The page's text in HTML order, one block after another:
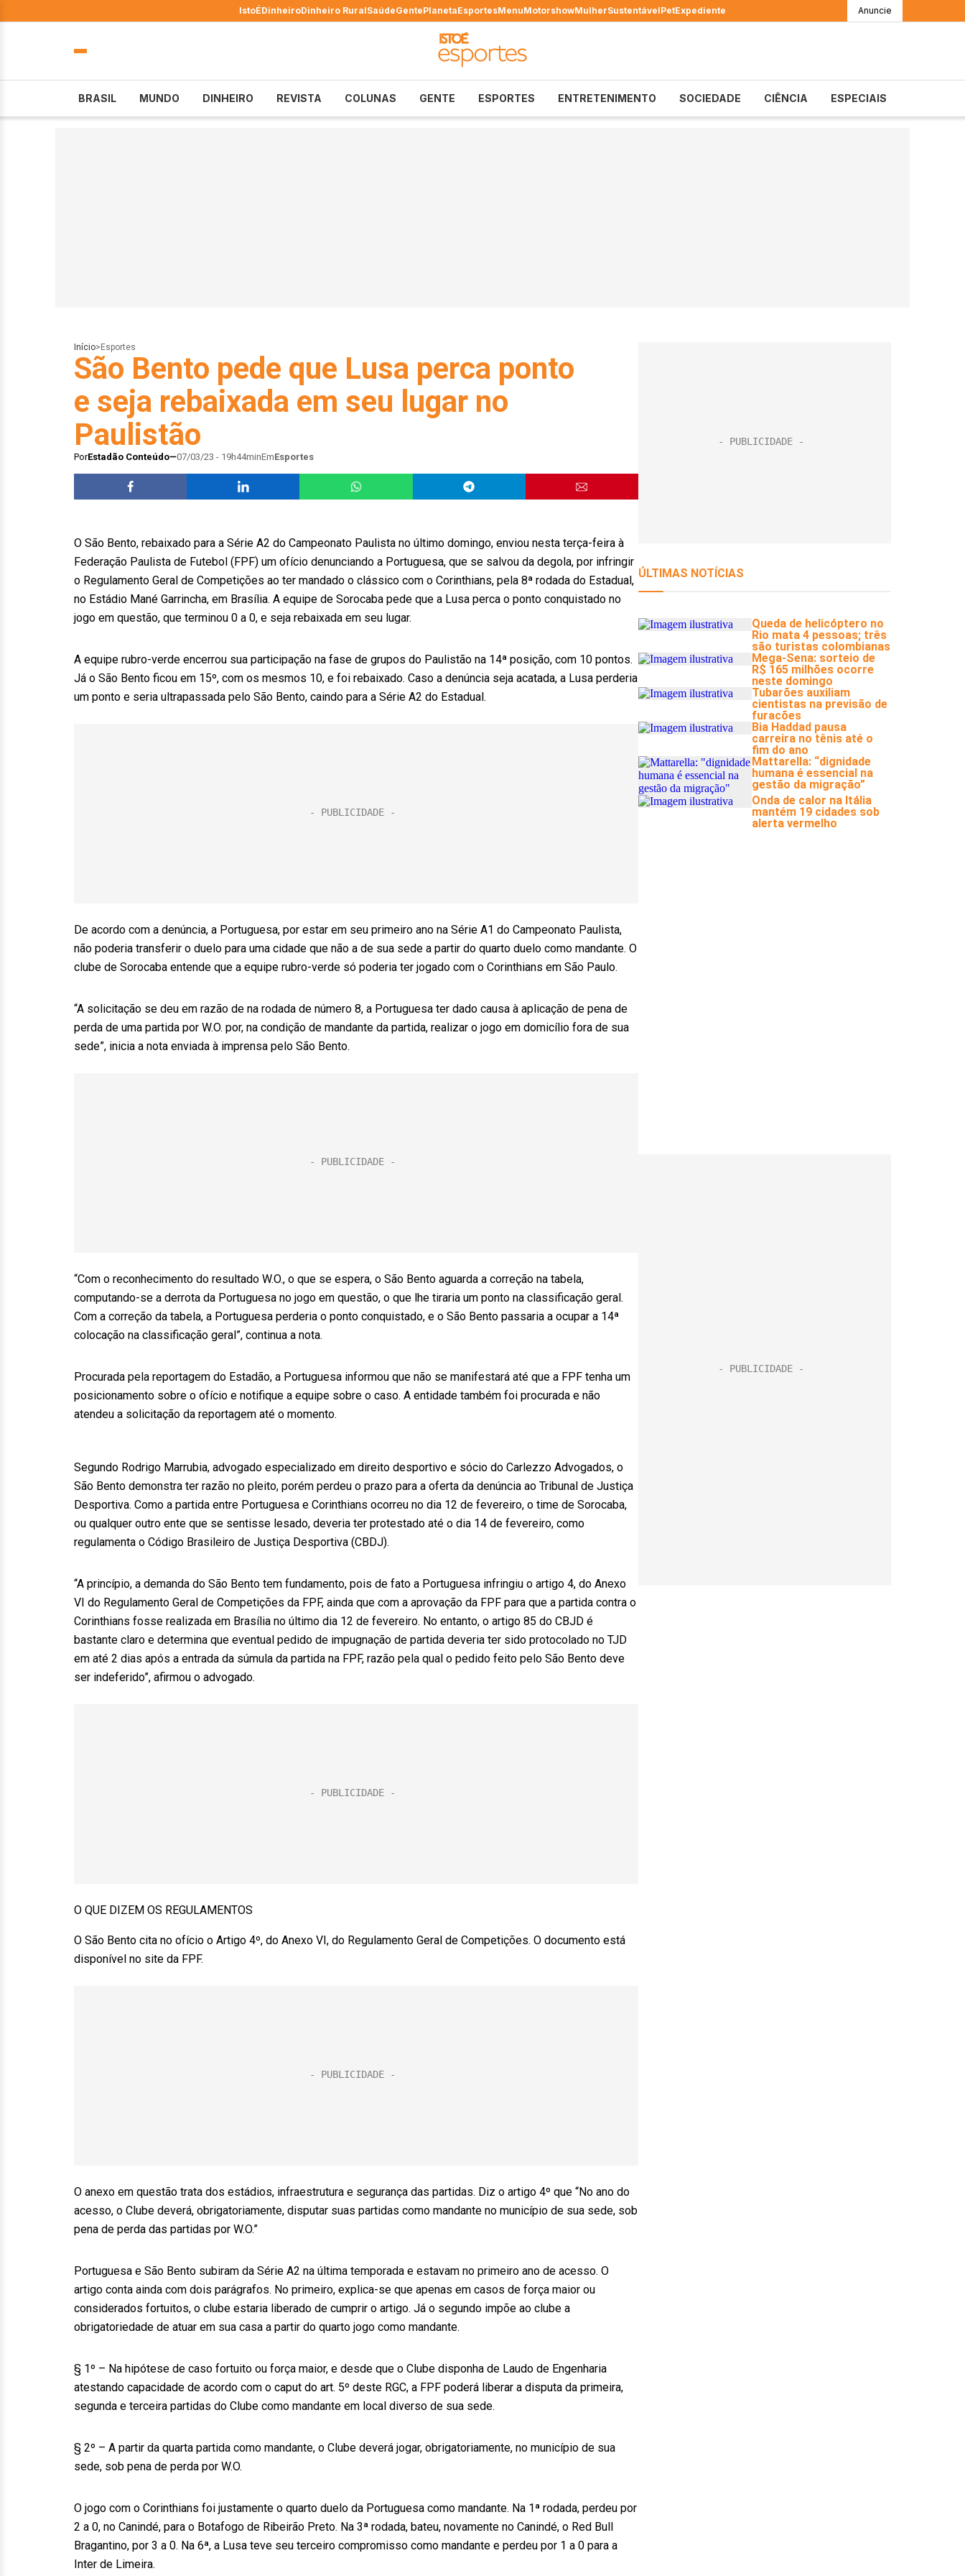
IstoÉDinheiroDinheiro RuralSaúdeGentePlanetaEsportesMenuMotorshowMulherSustentávelPetExpediente Anuncie
BRASIL MUNDO DINHEIRO REVISTA COLUNAS GENTE ESPORTES ENTRETENIMENTO SOCIEDADE CIÊNCIA ESPECIAIS
Início> Esportes
São Bento pede que Lusa perca ponto
e seja rebaixada em seu lugar no
Paulistão
PorEstadão Conteúdo 07/03/23 - 19h44minEmEsportes
O São Bento, rebaixado para a Série A2 do Campeonato Paulista no último domingo, enviou nesta terça-feira à
Federação Paulista de Futebol (FPF) um ofício denunciando a Portuguesa, que se salvou da degola, por infringir
o Regulamento Geral de Competições ao ter mandado o clássico com o Corinthians, pela 8ª rodada do Estadual,
no Estádio Mané Garrincha, em Brasília. A equipe de Sorocaba pede que a Lusa perca o ponto conquistado no
jogo em questão, que terminou 0 a 0, e seja rebaixada em seu lugar.
A equipe rubro-verde encerrou sua participação na fase de grupos do Paulistão na 14ª posição, com 10 pontos.
Já o São Bento ficou em 15º, com os mesmos 10, e foi rebaixado. Caso a denúncia seja acatada, a Lusa perderia
um ponto e seria ultrapassada pelo São Bento, caindo para a Série A2 do Estadual.
De acordo com a denúncia, a Portuguesa, por estar em seu primeiro ano na Série A1 do Campeonato Paulista,
não poderia transferir o duelo para uma cidade que não a de sua sede a partir do quarto duelo como mandante. O
clube de Sorocaba entende que a equipe rubro-verde só poderia ter jogado com o Corinthians em São Paulo.
“A solicitação se deu em razão de na rodada de número 8, a Portuguesa ter dado causa à aplicação de pena de
perda de uma partida por W.O. por, na condição de mandante da partida, realizar o jogo em domicílio fora de sua
sede”, inicia a nota enviada à imprensa pelo São Bento.
“Com o reconhecimento do resultado W.O., o que se espera, o São Bento aguarda a correção na tabela,
computando-se a derrota da Portuguesa no jogo em questão, o que lhe tiraria um ponto na classificação geral.
Com a correção da tabela, a Portuguesa perderia o ponto conquistado, e o São Bento passaria a ocupar a 14ª
colocação na classificação geral”, continua a nota.
Procurada pela reportagem do Estadão, a Portuguesa informou que não se manifestará até que a FPF tenha um
posicionamento sobre o ofício e notifique a equipe sobre o caso. A entidade também foi procurada e não
atendeu a solicitação da reportagem até o momento.
Segundo Rodrigo Marrubia, advogado especializado em direito desportivo e sócio do Carlezzo Advogados, o
São Bento demonstra ter razão no pleito, porém perdeu o prazo para a oferta da denúncia ao Tribunal de Justiça
Desportiva. Como a partida entre Portuguesa e Corinthians ocorreu no dia 12 de fevereiro, o time de Sorocaba,
ou qualquer outro ente que se sentisse lesado, deveria ter protestado até o dia 14 de fevereiro, como
regulamenta o Código Brasileiro de Justiça Desportiva (CBDJ).
“A princípio, a demanda do São Bento tem fundamento, pois de fato a Portuguesa infringiu o artigo 4, do Anexo
VI do Regulamento Geral de Competições da FPF, ainda que com a aprovação da FPF para que a partida contra o
Corinthians fosse realizada em Brasília no último dia 12 de fevereiro. No entanto, o artigo 85 do CBJD é
bastante claro e determina que eventual pedido de impugnação de partida deveria ter sido protocolado no TJD
em até 2 dias após a entrada da súmula da partida na FPF, razão pela qual o pedido feito pelo São Bento deve
ser indeferido”, afirmou o advogado.
O QUE DIZEM OS REGULAMENTOS
O São Bento cita no ofício o Artigo 4º, do Anexo VI, do Regulamento Geral de Competições. O documento está
disponível no site da FPF.
O anexo em questão trata dos estádios, infraestrutura e segurança das partidas. Diz o artigo 4º que “No ano do
acesso, o Clube deverá, obrigatoriamente, disputar suas partidas como mandante no município de sua sede, sob
pena de perda das partidas por W.O.”
Portuguesa e São Bento subiram da Série A2 na última temporada e estavam no primeiro ano de acesso. O
artigo conta ainda com dois parágrafos. No primeiro, explica-se que apenas em casos de força maior ou
considerados fortuitos, o clube estaria liberado de cumprir o artigo. Já o segundo impõe ao clube a
obrigatoriedade de atuar em sua casa a partir do quarto jogo como mandante.
§ 1º – Na hipótese de caso fortuito ou força maior, e desde que o Clube disponha de Laudo de Engenharia
atestando capacidade de acordo com o caput do art. 5º deste RGC, a FPF poderá liberar a disputa da primeira,
segunda e terceira partidas do Clube como mandante em local diverso de sua sede.
§ 2º – A partir da quarta partida como mandante, o Clube deverá jogar, obrigatoriamente, no município de sua
sede, sob pena de perda por W.O.
O jogo com o Corinthians foi justamente o quarto duelo da Portuguesa como mandante. Na 1ª rodada, perdeu por
2 a 0, no Canindé, para o Botafogo de Ribeirão Preto. Na 3ª rodada, bateu, novamente no Canindé, o Red Bull
Bragantino, por 3 a 0. Na 6ª, a Lusa teve seu terceiro compromisso como mandante e perdeu por 1 a 0 para a
Inter de Limeira.